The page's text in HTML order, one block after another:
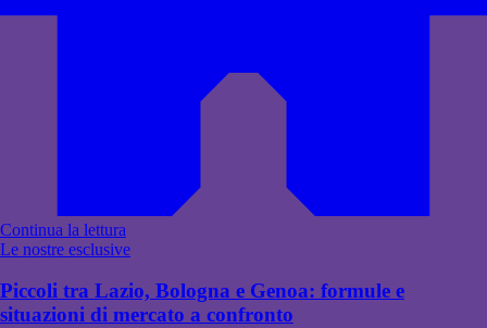
Continua la lettura
Le nostre esclusive
Piccoli tra Lazio, Bologna e Genoa: formule e
situazioni di mercato a confronto